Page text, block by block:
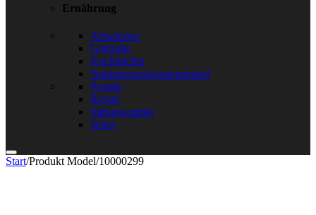
Ernährung
Abnehmen
Getränke
Kochbücher
Nahrungsergänzungsmittel
Protein
Riegel
Süßungsmittel
Whey
Start/Produkt Model/10000299